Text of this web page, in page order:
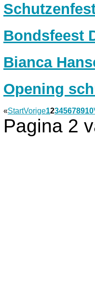
Bondsfeest
Bianca
Opening
«StartVorige12345678910
Pagina 2